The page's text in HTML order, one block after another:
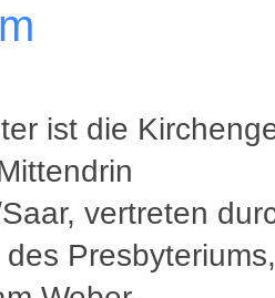
ist die
vertreten
des